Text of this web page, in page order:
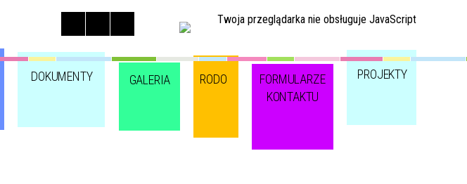
Twoja przeglądarka nie obsługuje JavaScript
DOKUMENTY GALERIA RODO
FORMULARZE
KONTAKTU
PROJEKTY